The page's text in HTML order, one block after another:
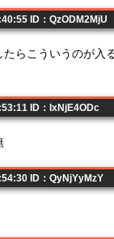
ID：QzODM2MjU
らこういうのが入
ID：IxNjE4ODc
ID：QyNjYyMzY